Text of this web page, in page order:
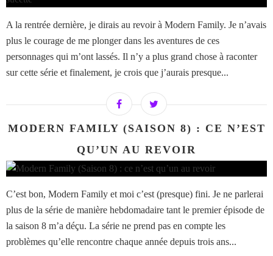
A la rentrée dernière, je dirais au revoir à Modern Family. Je n’avais
plus le courage de me plonger dans les aventures de ces
personnages qui m’ont lassés. Il n’y a plus grand chose à raconter
sur cette série et finalement, je crois que j’aurais presque...
MODERN FAMILY (SAISON 8) : CE N’EST
QU’UN AU REVOIR
C’est bon, Modern Family et moi c’est (presque) fini. Je ne parlerai
plus de la série de manière hebdomadaire tant le premier épisode de
la saison 8 m’a déçu. La série ne prend pas en compte les
problèmes qu’elle rencontre chaque année depuis trois ans...